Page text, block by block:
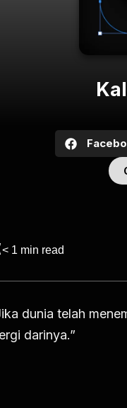
< 1 min read
dunia telah
darinya.”